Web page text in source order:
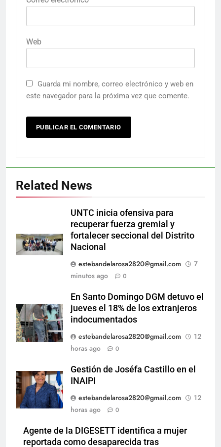
Web
Guarda mi nombre, correo electrónico y web en
este navegador para la próxima vez que comente.
Related News
UNTC inicia ofensiva para
recuperar fuerza gremial y
fortalecer seccional del Distrito
Nacional
estebandelarosa2820@gmail.com
7
minutos ago
0
En Santo Domingo DGM detuvo el
jueves el 18% de los extranjeros
indocumentados
estebandelarosa2820@gmail.com
12
horas ago
0
Gestión de Joséfa Castillo en el
INAIPI
estebandelarosa2820@gmail.com
12
horas ago
0
Agente de la DIGESETT identifica a mujer
reportada como desaparecida tras